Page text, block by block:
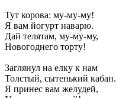
Тут корова: му-му-му!
Я вам йогурт наварю.
Дай телятам, му-му-му,
Новогоднего торту!
Заглянул на елку к нам
Толстый, сытенький кабан.
Я принес вам желудей,